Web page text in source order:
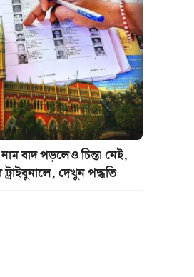
বাদ পড়লেও চিন্তা নেই,
দেখুন পদ্ধতি